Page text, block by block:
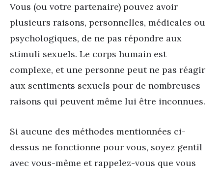
Vous (ou votre partenaire) pouvez avoir
plusieurs raisons, personnelles, médicales ou
psychologiques, de ne pas répondre aux
stimuli sexuels. Le corps humain est
complexe, et une personne peut ne pas réagir
aux sentiments sexuels pour de nombreuses
raisons qui peuvent même lui être inconnues.
Si aucune des méthodes mentionnées ci-
dessus ne fonctionne pour vous, soyez gentil
avec vous-même et rappelez-vous que vous